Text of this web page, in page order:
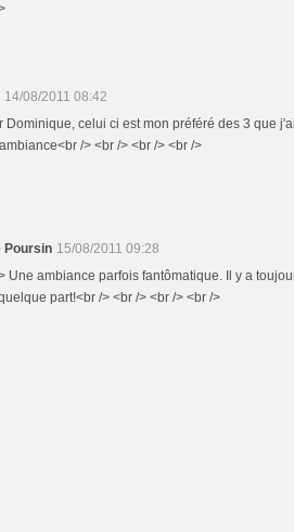
14/08/2011 08:42
Dominique, celui ci est mon préféré des 3 que
/> <br /> <br /> <br />
Poursin 15/08/2011 09:28
Une ambiance parfois fantômatique. Il y a
part!<br /> <br /> <br /> <br />